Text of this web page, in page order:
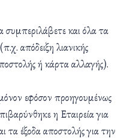
συμπεριλάβετε και όλα τα
απόδειξη λιανικής
ή κάρτα αλλαγής).
εφόσον προηγουμένως
η Εταιρεία για
έξοδα αποστολής για την